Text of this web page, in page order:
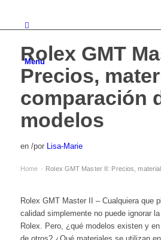
Menú
Rolex GMT
Precios,
comparación
modelos
en /por Lisa-Marie
Home › Rolex GMT Master II: Precios,
Rolex GMT Master II – Cualquiera que
calidad simplemente no puede ignorar
Rolex. Pero, ¿qué modelos existen y